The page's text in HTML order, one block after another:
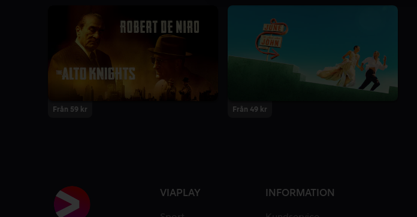
Från 59 kr Från 49 kr
VIAPLAY INFORMATION